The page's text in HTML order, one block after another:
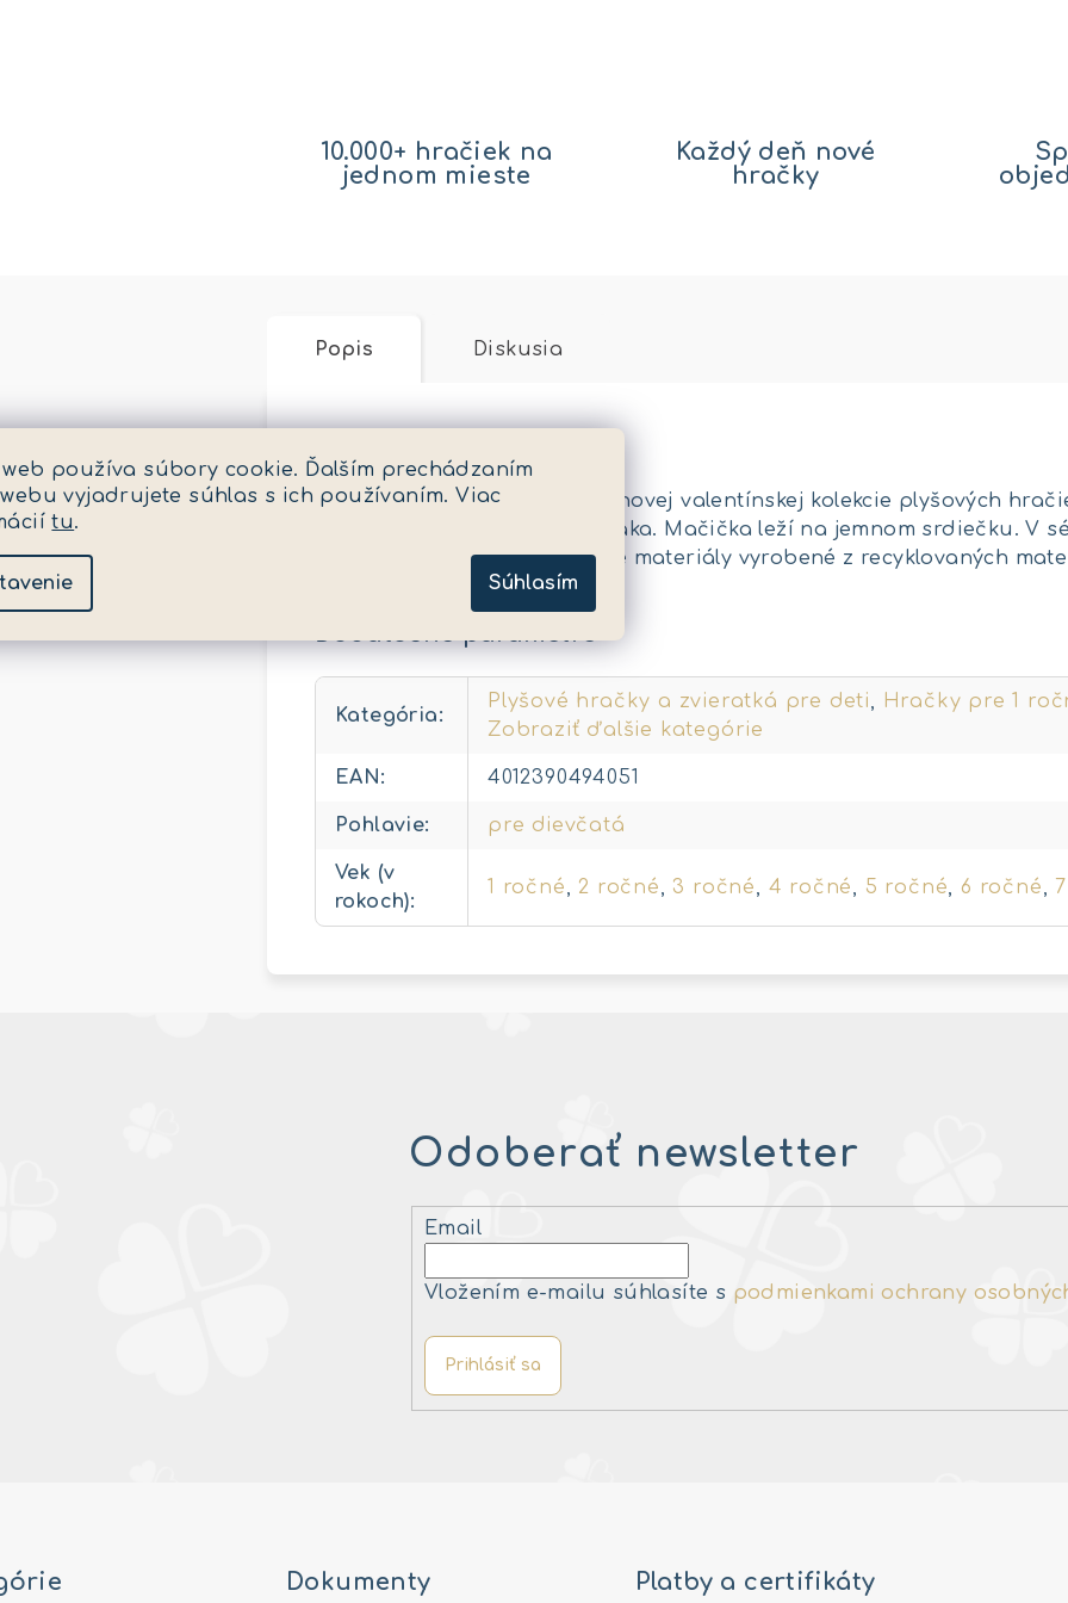
web používa súbory cookie. Ďalším prechádzaním
vyjadrujete súhlas s ich používaním. Viac
tu.
Súhlasím
10.000+ hračiek na
jednom mieste
Každý deň nové
hračky
Popis Diskusia
Rozkošná chlpatá mačička z novej valentínskej kolekcie plyšových
poteší každé dieťa aj dospeláka. Mačička leží na jemnom srdiečku. V
používajú plyšové a výplňové materiály vyrobené z recyklovaných
Dodatočné parametre
Kategória:
Plyšové hračky a zvieratká pre deti,
Hračky pre 1
Zobraziť ďalšie kategórie
EAN: 4012390494051
Pohlavie: pre dievčatá
Vek (v
rokoch):
1 ročné, 2 ročné, 3 ročné, 4 ročné, 5 ročné, 6 ročné,
Odoberať newsletter
Email
Vložením e-mailu súhlasíte s podmienkami ochrany
Prihlásiť sa
Dokumenty Platby a certifikáty